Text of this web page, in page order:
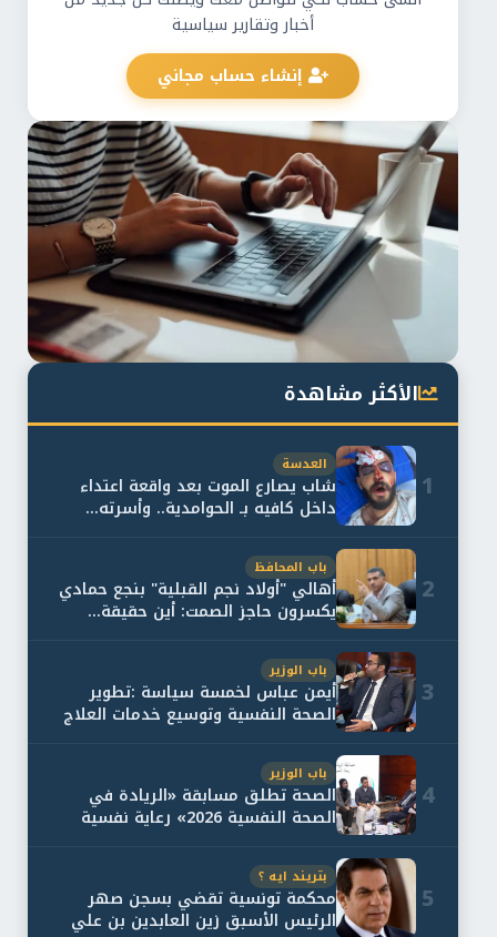
أخبار وتقارير سياسية
إنشاء حساب مجاني
الأكثر مشاهدة
1
العدسة
شاب يصارع الموت بعد واقعة اعتداء
داخل كافيه بـ الحوامدية.. وأسرته...
2
باب المحافظ
أهالي "أولاد نجم القبلية" بنجع حمادي
يكسرون حاجز الصمت: أين حقيقة...
3
باب الوزير
أيمن عباس لخمسة سياسة :تطوير
الصحة النفسية وتوسيع خدمات العلاج
4
باب الوزير
الصحة تطلق مسابقة «الريادة في
الصحة النفسية 2026» رعاية نفسية
5
بتريند ايه ؟
محكمة تونسية تقضي بسجن صهر
الرئيس الأسبق زين العابدين بن علي